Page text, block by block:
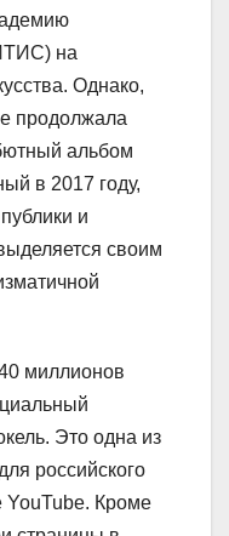
на
Однако,
продолжала
альбом
в 2017 году,
и
своим
миллионов
Это одна из
российского
YouTube. Кроме